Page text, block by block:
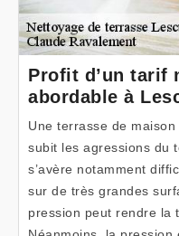
Profit d’un tarif
abordable à
Une terrasse de
subit les agressions du
s’avère notamment
sur de très grandes
pression peut rendre la